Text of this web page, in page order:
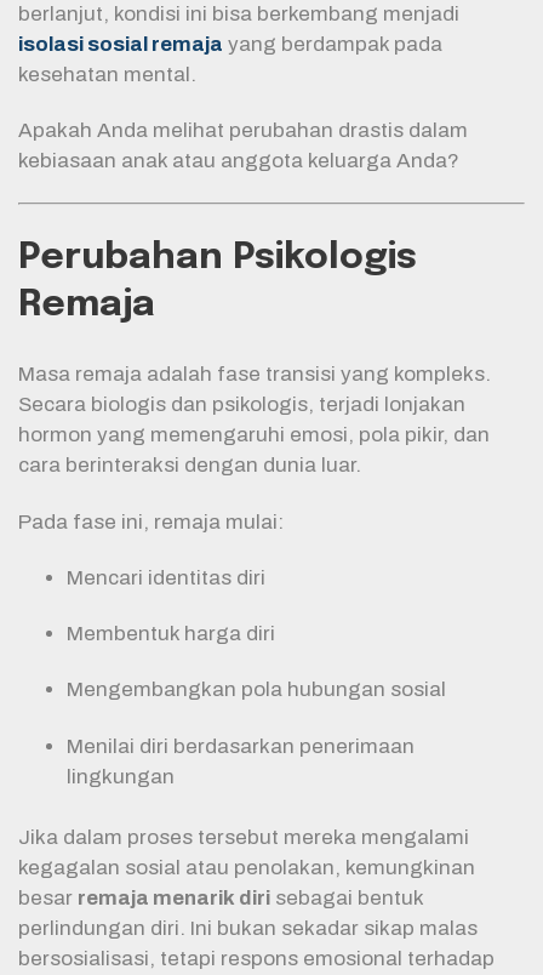
berlanjut, kondisi ini bisa berkembang menjadi
isolasi sosial remaja yang berdampak pada
kesehatan mental.
Apakah Anda melihat perubahan drastis dalam
kebiasaan anak atau anggota keluarga Anda?
Perubahan Psikologis
Remaja
Masa remaja adalah fase transisi yang kompleks.
Secara biologis dan psikologis, terjadi lonjakan
hormon yang memengaruhi emosi, pola pikir, dan
cara berinteraksi dengan dunia luar.
Pada fase ini, remaja mulai:
Mencari identitas diri
Membentuk harga diri
Mengembangkan pola hubungan sosial
Menilai diri berdasarkan penerimaan
lingkungan
Jika dalam proses tersebut mereka mengalami
kegagalan sosial atau penolakan, kemungkinan
besar remaja menarik diri sebagai bentuk
perlindungan diri. Ini bukan sekadar sikap malas
bersosialisasi, tetapi respons emosional terhadap